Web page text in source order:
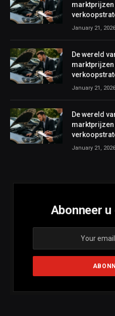
January 21, 2026
De wereld
January 21, 2026
De wereld
January 21, 2026
Abonneer